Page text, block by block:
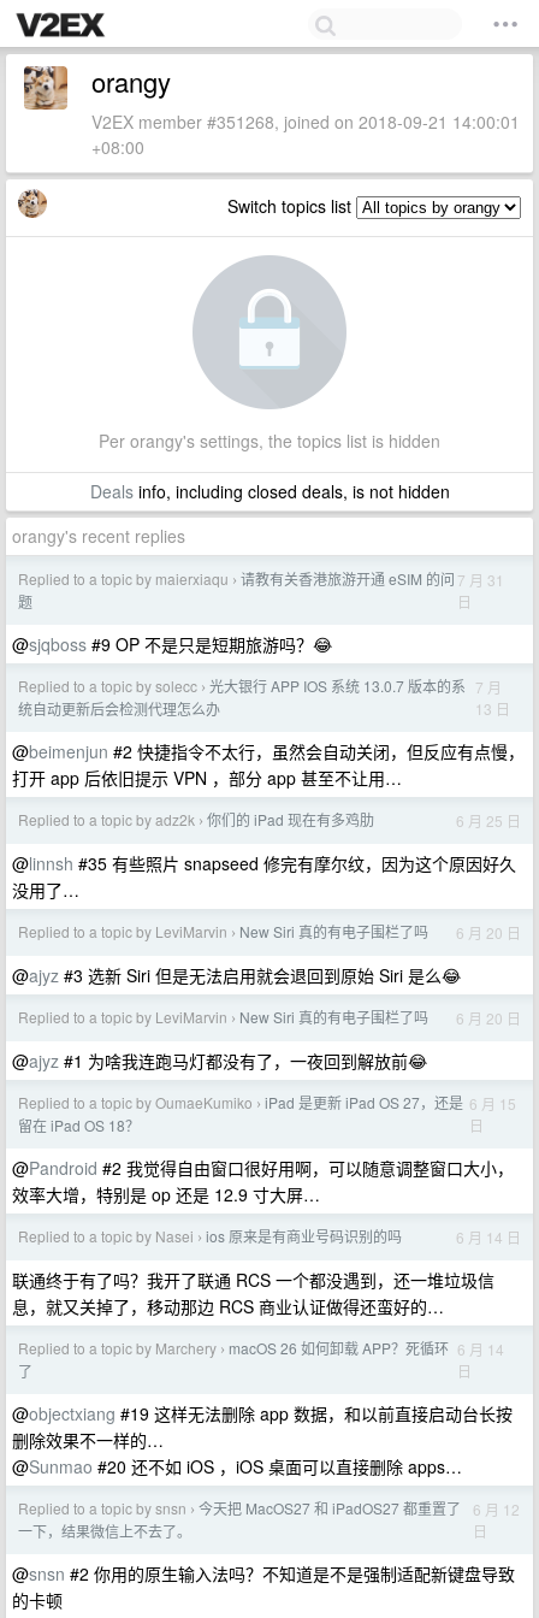
orangy
V2EX member #351268, joined on 2018-09-21 14:00:01
+08:00
Switch topics list
Per orangy's settings, the topics list is hidden
Dealsinfo, including closed deals, is not hidden
orangy's recent replies
Replied to a topic by maierxiaqu › 请教有关香港旅游开通 eSIM 的问
题
7 月 31
日
@sjqboss #9 OP 不是只是短期旅游吗？😂
Replied to a topic by solecc › 光大银行 APP IOS 系统 13.0.7 版本的系
统自动更新后会检测代理怎么办
7 月
13 日
@beimenjun #2 快捷指令不太行，虽然会自动关闭，但反应有点慢，
打开 app 后依旧提示 VPN ，部分 app 甚至不让用…
Replied to a topic by adz2k › 你们的 iPad 现在有多鸡肋 6 月 25 日
@linnsh #35 有些照片 snapseed 修完有摩尔纹，因为这个原因好久
没用了…
Replied to a topic by LeviMarvin › New Siri 真的有电子围栏了吗 6 月 20 日
@ajyz #3 选新 Siri 但是无法启用就会退回到原始 Siri 是么😂
Replied to a topic by LeviMarvin › New Siri 真的有电子围栏了吗 6 月 20 日
@ajyz #1 为啥我连跑马灯都没有了，一夜回到解放前😂
Replied to a topic by OumaeKumiko › iPad 是更新 iPad OS 27，还是
留在 iPad OS 18？
6 月 15
日
@Pandroid #2 我觉得自由窗口很好用啊，可以随意调整窗口大小，
效率大增，特别是 op 还是 12.9 寸大屏…
Replied to a topic by Nasei › ios 原来是有商业号码识别的吗 6 月 14 日
联通终于有了吗？我开了联通 RCS 一个都没遇到，还一堆垃圾信
息，就又关掉了，移动那边 RCS 商业认证做得还蛮好的…
Replied to a topic by Marchery › macOS 26 如何卸载 APP？死循环
了
6 月 14
日
@objectxiang #19 这样无法删除 app 数据，和以前直接启动台长按
删除效果不一样的…
@Sunmao #20 还不如 iOS ，iOS 桌面可以直接删除 apps…
Replied to a topic by snsn › 今天把 MacOS27 和 iPadOS27 都重置了
一下，结果微信上不去了。
6 月 12
日
@snsn #2 你用的原生输入法吗？不知道是不是强制适配新键盘导致
的卡顿